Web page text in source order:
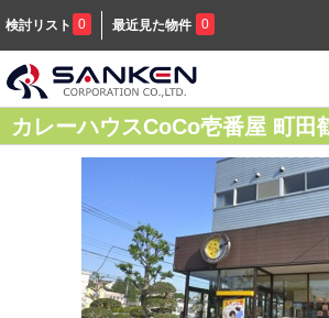
検討リスト 0 最近見た物件 0
カレーハウスCoCo壱番屋 町田